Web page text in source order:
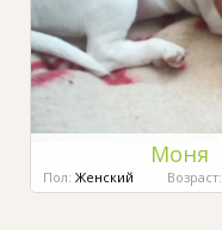
Моня
Пол: Женский Возраст: